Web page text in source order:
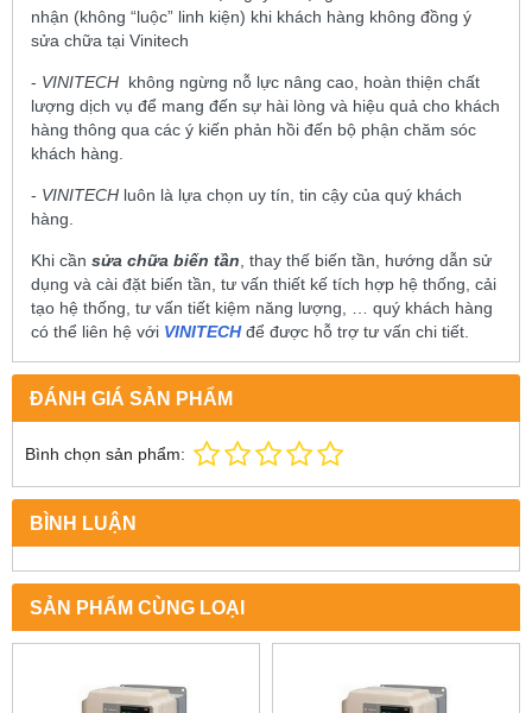
nhận (không “luộc” linh kiện) khi khách hàng không đồng ý
sửa chữa tại Vinitech
- VINITECH không ngừng nỗ lực nâng cao, hoàn thiện chất
lượng dịch vụ để mang đến sự hài lòng và hiệu quả cho khách
hàng thông qua các ý kiến phản hồi đến bộ phận chăm sóc
khách hàng.
- VINITECH luôn là lựa chọn uy tín, tin cậy của quý khách
hàng.
Khi cần sửa chữa biến tần, thay thế biến tần, hướng dẫn sử
dụng và cài đặt biến tần, tư vấn thiết kế tích hợp hệ thống, cải
tạo hệ thống, tư vấn tiết kiệm năng lượng, … quý khách hàng
có thể liên hệ với VINITECHđể được hỗ trợ tư vấn chi tiết.
ĐÁNH GIÁ SẢN PHẨM
Bình chọn sản phẩm:
BÌNH LUẬN
SẢN PHẨM CÙNG LOẠI